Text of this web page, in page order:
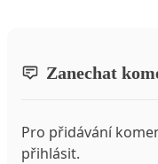
Zanechat
Pro přidávání
přihlásit.